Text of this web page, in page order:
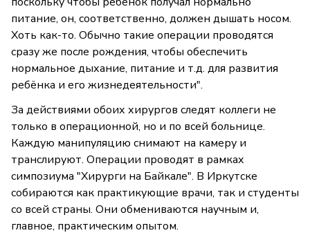
питание, он, соответственно, должен дышать носом.
Хоть как-то. Обычно такие операции проводятся
сразу же после рождения, чтобы обеспечить
нормальное дыхание, питание и т.д. для развития
ребёнка и его жизнедеятельности".
За действиями обоих хирургов следят коллеги не
только в операционной, но и по всей больнице.
Каждую манипуляцию снимают на камеру и
транслируют. Операции проводят в рамках
симпозиума "Хирурги на Байкале". В Иркутске
собираются как практикующие врачи, так и студенты
со всей страны. Они обмениваются научным и,
главное, практическим опытом.